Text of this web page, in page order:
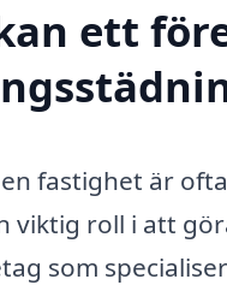
ett
fastighet är
viktig roll i att
som